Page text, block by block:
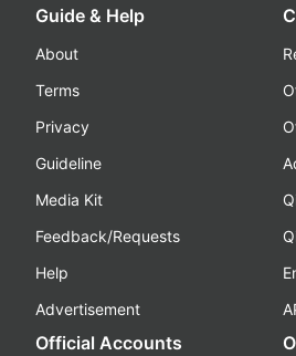
Guide & Help
About
Terms
Privacy
Guideline
Media Kit
Feedback/Requests
Help
Advertisement
Official Accounts